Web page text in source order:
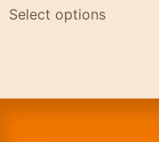
Select options